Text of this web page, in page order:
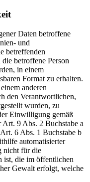
Daten betroffene
und
betreffenden
betroffene Person
in einem
Format zu erhalten.
anderen
den Verantwortlichen,
wurden, zu
Einwilligung gemäß
9 Abs. 2 Buchstabe a
6 Abs. 1 Buchstabe b
automatisierter
nicht für die
ist, die im öffentlichen
Gewalt erfolgt, welche